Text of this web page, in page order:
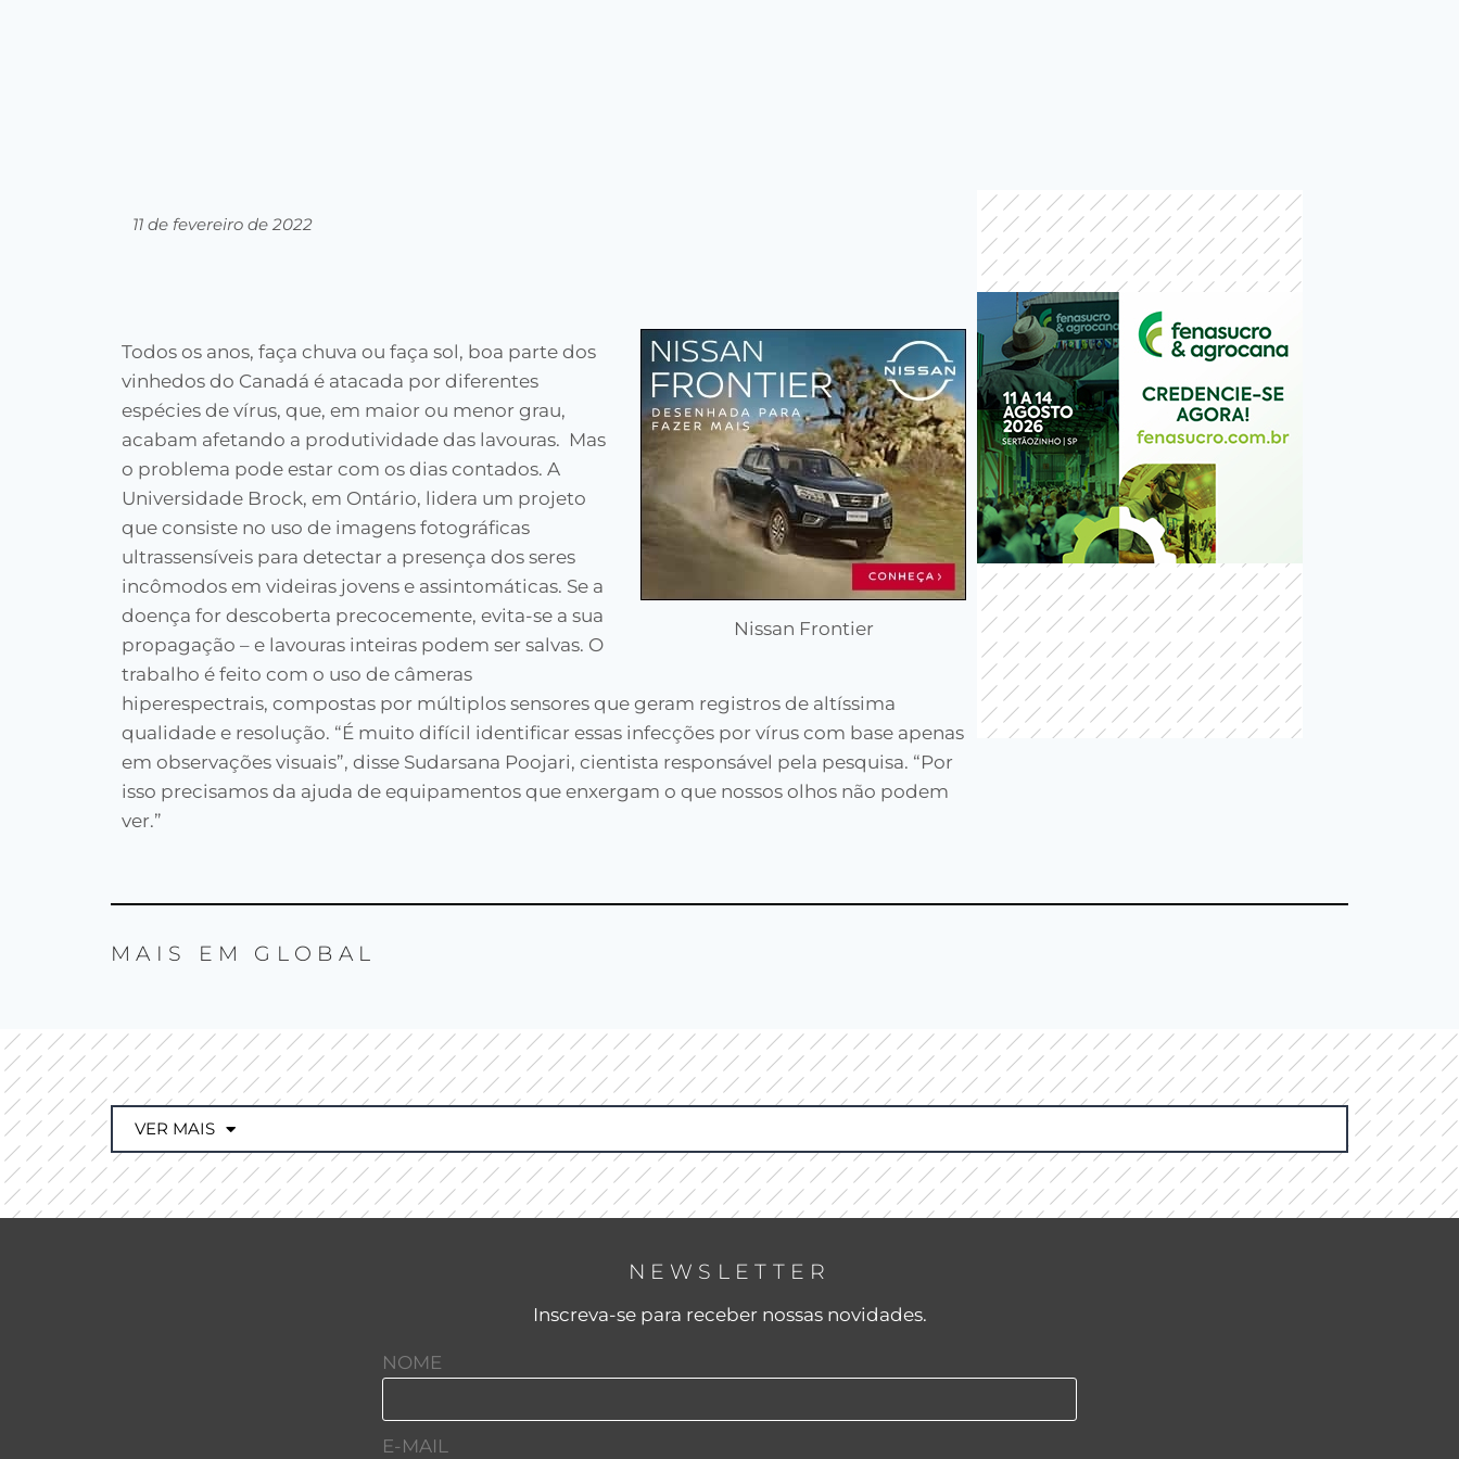
11 de fevereiro de 2022
Nissan Frontier
Todos os anos, faça chuva ou faça sol, boa parte dos
vinhedos do Canadá é atacada por diferentes
espécies de vírus, que, em maior ou menor grau,
acabam afetando a produtividade das lavouras. Mas
o problema pode estar com os dias contados. A
Universidade Brock, em Ontário, lidera um projeto
que consiste no uso de imagens fotográficas
ultrassensíveis para detectar a presença dos seres
incômodos em videiras jovens e assintomáticas. Se a
doença for descoberta precocemente, evita-se a sua
propagação – e lavouras inteiras podem ser salvas. O
trabalho é feito com o uso de câmeras
hiperespectrais, compostas por múltiplos sensores que geram registros de altíssima
qualidade e resolução. “É muito difícil identificar essas infecções por vírus com base apenas
em observações visuais”, disse Sudarsana Poojari, cientista responsável pela pesquisa. “Por
isso precisamos da ajuda de equipamentos que enxergam o que nossos olhos não podem
ver.”
MAIS EM GLOBAL
VER MAIS
NEWSLETTER
Inscreva-se para receber nossas novidades.
NOME
E-MAIL